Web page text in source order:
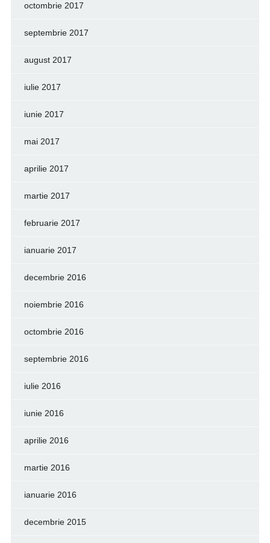
octombrie 2017
septembrie 2017
august 2017
iulie 2017
iunie 2017
mai 2017
aprilie 2017
martie 2017
februarie 2017
ianuarie 2017
decembrie 2016
noiembrie 2016
octombrie 2016
septembrie 2016
iulie 2016
iunie 2016
aprilie 2016
martie 2016
ianuarie 2016
decembrie 2015